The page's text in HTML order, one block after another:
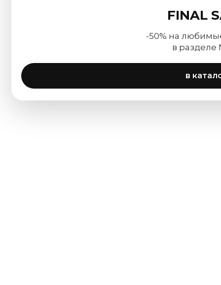
FINAL
-50% на
в разделе
в